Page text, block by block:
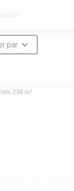
nous permet de
Agence,
de couvrir un large
sur toutes les classes
locaux d'activité,
par